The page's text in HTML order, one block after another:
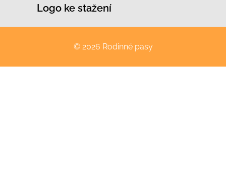
Logo ke stažení
© 2026 Rodinné pasy